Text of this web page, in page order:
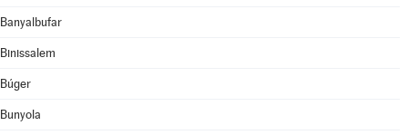
Banyalbufar
Binissalem
Búger
Bunyola